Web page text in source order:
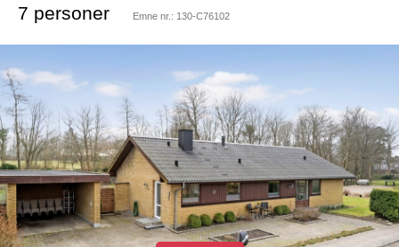
7 personer Emne nr.: 130-C76102